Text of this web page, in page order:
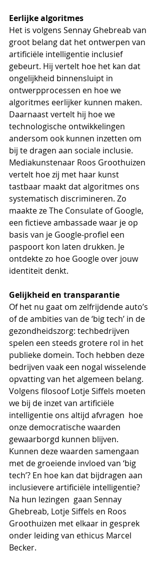
Eerlijke algoritmes
Het is volgens Sennay Ghebreab van
groot belang dat het ontwerpen van
artificiële intelligentie inclusief
gebeurt. Hij vertelt hoe het kan dat
ongelijkheid binnensluipt in
ontwerpprocessen en hoe we
algoritmes eerlijker kunnen maken.
Daarnaast vertelt hij hoe we
technologische ontwikkelingen
andersom ook kunnen inzetten om
bij te dragen aan sociale inclusie.
Mediakunstenaar Roos Groothuizen
vertelt hoe zij met haar kunst
tastbaar maakt dat algoritmes ons
systematisch discrimineren. Zo
maakte ze The Consulate of Google,
een fictieve ambassade waar je op
basis van je Google-profiel een
paspoort kon laten drukken. Je
ontdekte zo hoe Google over jouw
identiteit denkt.
Gelijkheid en transparantie
Of het nu gaat om zelfrijdende auto’s
of de ambities van de ‘big tech’ in de
gezondheidszorg: techbedrijven
spelen een steeds grotere rol in het
publieke domein. Toch hebben deze
bedrijven vaak een nogal wisselende
opvatting van het algemeen belang.
Volgens filosoof Lotje Siffels moeten
we bij de inzet van artificiële
intelligentie ons altijd afvragen  hoe
onze democratische waarden
gewaarborgd kunnen blijven.
Kunnen deze waarden samengaan
met de groeiende invloed van ‘big
tech’? En hoe kan dat bijdragen aan
inclusievere artificiële intelligentie?
Na hun lezingen  gaan Sennay
Ghebreab, Lotje Siffels en Roos
Groothuizen met elkaar in gesprek
onder leiding van ethicus Marcel
Becker.